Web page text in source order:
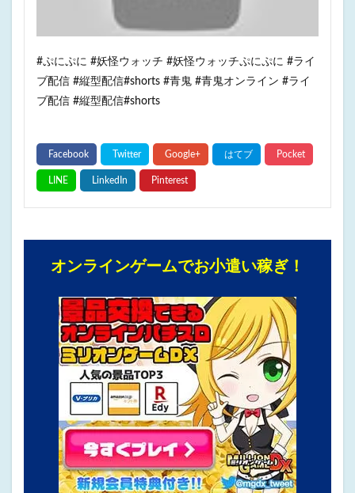
#ぷにぷに #妖怪ウォッチ #妖怪ウォッチぷにぷに #ライ
ブ配信 #縦型配信#shorts #青鬼 #青鬼オンライン #ライ
ブ配信 #縦型配信#shorts
オンラインゲームでお小遣い稼ぎ！